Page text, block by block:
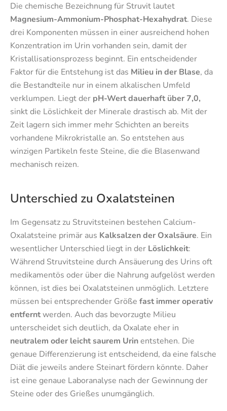
Die chemische Bezeichnung für Struvit lautet
Magnesium-Ammonium-Phosphat-Hexahydrat. Diese
drei Komponenten müssen in einer ausreichend hohen
Konzentration im Urin vorhanden sein, damit der
Kristallisationsprozess beginnt. Ein entscheidender
Faktor für die Entstehung ist das Milieu in der Blase, da
die Bestandteile nur in einem alkalischen Umfeld
verklumpen. Liegt der pH-Wert dauerhaft über 7,0,
sinkt die Löslichkeit der Minerale drastisch ab. Mit der
Zeit lagern sich immer mehr Schichten an bereits
vorhandene Mikrokristalle an. So entstehen aus
winzigen Partikeln feste Steine, die die Blasenwand
mechanisch reizen.
Unterschied zu Oxalatsteinen
Im Gegensatz zu Struvitsteinen bestehen Calcium-
Oxalatsteine primär aus Kalksalzen der Oxalsäure. Ein
wesentlicher Unterschied liegt in der Löslichkeit:
Während Struvitsteine durch Ansäuerung des Urins oft
medikamentös oder über die Nahrung aufgelöst werden
können, ist dies bei Oxalatsteinen unmöglich. Letztere
müssen bei entsprechender Größe fast immer operativ
entferntwerden. Auch das bevorzugte Milieu
unterscheidet sich deutlich, da Oxalate eher in
neutralem oder leicht saurem Urinentstehen. Die
genaue Differenzierung ist entscheidend, da eine falsche
Diät die jeweils andere Steinart fördern könnte. Daher
ist eine genaue Laboranalyse nach der Gewinnung der
Steine oder des Grießes unumgänglich.